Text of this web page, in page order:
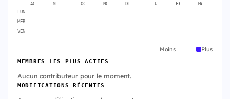
AOÛT SEPT. OCT. NOV. DÉC. JANV. FÉVR. MARS
LUN
MER
VEN
Moins Plus
MEMBRES LES PLUS ACTIFS
Aucun contributeur pour le moment.
MODIFICATIONS RÉCENTES